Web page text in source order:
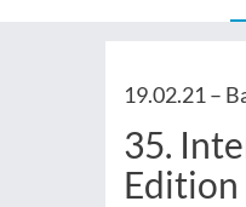
19.02.21 –
35.
Edition